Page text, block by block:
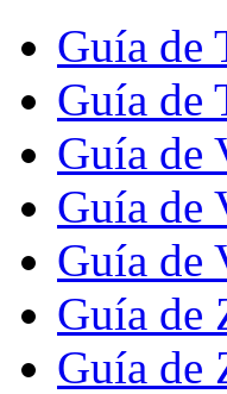
Guía de
Guía de
Guía de
Guía de
Guía de
Guía de
Guía de